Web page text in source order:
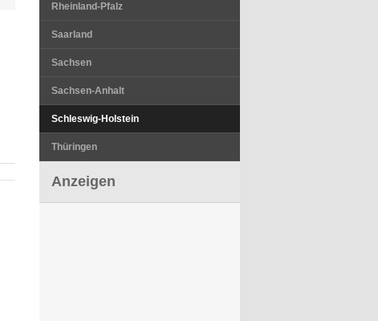
Rheinland-Pfalz
Saarland
Sachsen
Sachsen-Anhalt
Schleswig-Holstein
Thüringen
Anzeigen